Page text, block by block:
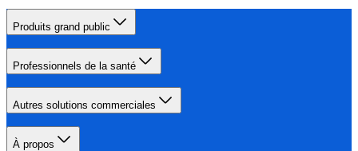
Produits grand public
Professionnels de la santé
Autres solutions commerciales
À propos